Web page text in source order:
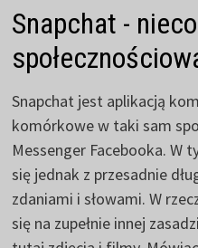
Snapchat -
Snapchat jest aplikacją
komórkowe w taki sam
Messenger Facebooka. W
się jednak z przesadnie
zdaniami i słowami. W
się na zupełnie innej